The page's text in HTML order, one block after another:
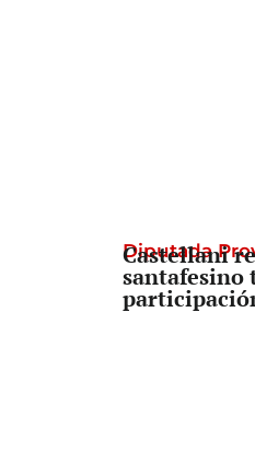
Diputada
Castellani
santafesino